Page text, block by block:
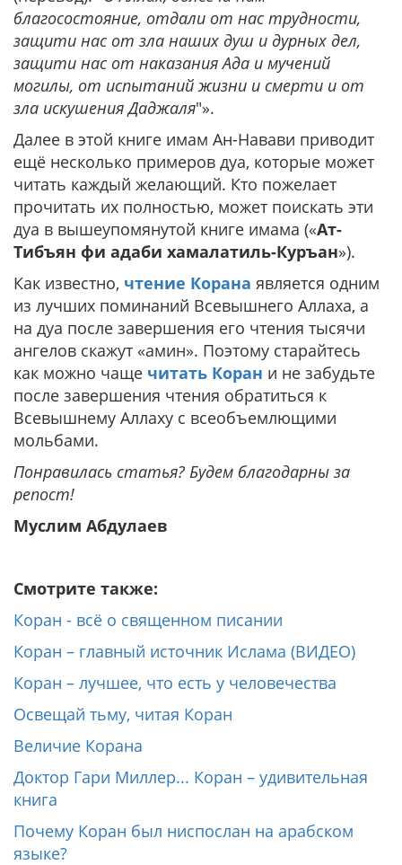
благосостояние, отдали от нас трудности,
защити нас от зла наших душ и дурных дел,
защити нас от наказания Ада и мучений
могилы, от испытаний жизни и смерти и от
зла искушения Даджаля"».
Далее в этой книге имам Ан-Навави приводит
ещё несколько примеров дуа, которые может
читать каждый желающий. Кто пожелает
прочитать их полностью, может поискать эти
дуа в вышеупомянутой книге имама («Ат-
Тибъян фи адаби хамалатиль-Куръан»).
Как известно, чтение Корана является одним
из лучших поминаний Всевышнего Аллаха, а
на дуа после завершения его чтения тысячи
ангелов скажут «амин». Поэтому старайтесь
как можно чаще читать Коран и не забудьте
после завершения чтения обратиться к
Всевышнему Аллаху с всеобъемлющими
мольбами.
Понравилась статья? Будем благодарны за
репост!
Муслим Абдулаев
Смотрите также:
Коран - всё о священном писании
Коран – главный источник Ислама (ВИДЕО)
Коран – лучшее, что есть у человечества
Освещай тьму, читая Коран
Величие Корана
Доктор Гари Миллер... Коран – удивительная
книга
Почему Коран был ниспослан на арабском
языке?